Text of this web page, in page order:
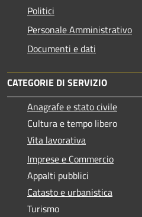
Politici
Personale Amministrativo
Documenti e dati
CATEGORIE DI SERVIZIO
Anagrafe e stato civile
Cultura e tempo libero
Vita lavorativa
Imprese e Commercio
Appalti pubblici
Catasto e urbanistica
Turismo